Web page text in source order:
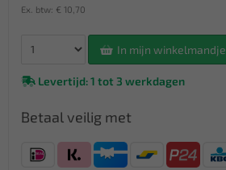
Ex. btw: € 10,70
In mijn winkelmandje
Levertijd: 1 tot 3 werkdagen
Betaal veilig met